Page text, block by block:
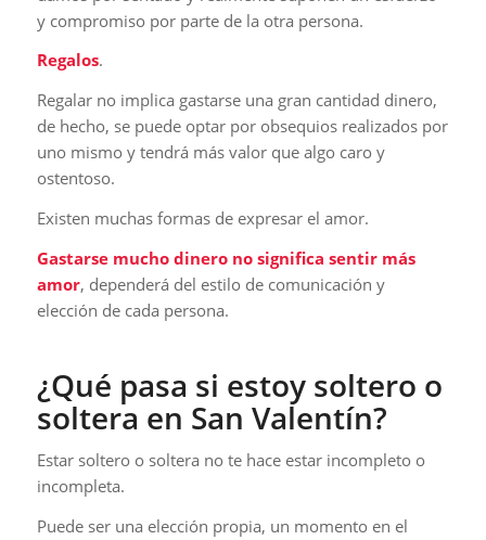
y compromiso por parte de la otra persona.
Regalos.
Regalar no implica gastarse una gran cantidad dinero,
de hecho, se puede optar por obsequios realizados por
uno mismo y tendrá más valor que algo caro y
ostentoso.
Existen muchas formas de expresar el amor.
Gastarse mucho dinero no significa sentir más
amor, dependerá del estilo de comunicación y
elección de cada persona.
¿Qué pasa si estoy soltero o
soltera en San Valentín?
Estar soltero o soltera no te hace estar incompleto o
incompleta.
Puede ser una elección propia, un momento en el